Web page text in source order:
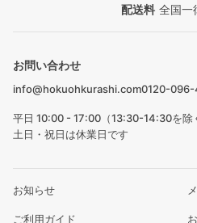
配送料 全国一
お問い合わせ
info@hokuohkurashi.com0120-
平日 10:00 - 17:00（13:30-14:30を除
土日・祝日は休業日です
お知らせ
ご利用ガイド